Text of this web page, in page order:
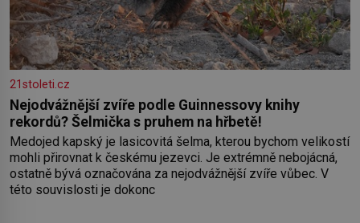
21stoleti.cz
Nejodvážnější zvíře podle Guinnessovy knihy
rekordů? Šelmička s pruhem na hřbetě!
Medojed kapský je lasicovitá šelma, kterou bychom velikostí
mohli přirovnat k českému jezevci. Je extrémně nebojácná,
ostatně bývá označována za nejodvážnější zvíře vůbec. V
této souvislosti je dokonc